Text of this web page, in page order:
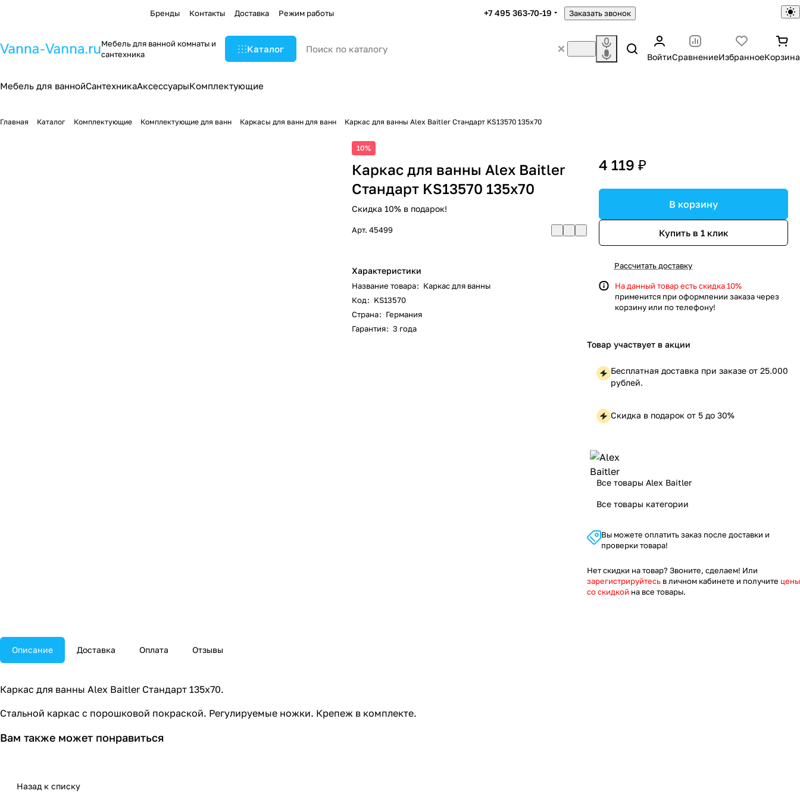
Бренды Контакты Доставка Режим работы +7 495 363-70-19 Заказать звонок
Мебель для ванной комнаты и
сантехника
Каталог
ВойтиСравнениеИзбранноеКорзина
Мебель для ваннойСантехникаАксессуарыКомплектующие
Главная Каталог Комплектующие Комплектующие для ванн Каркасы для ванн для ванн Каркас для ванны Alex Baitler Стандарт KS13570 135х70
10%
Каркас для ванны Alex Baitler
Стандарт KS13570 135х70
Скидка 10% в подарок!
Арт.45499
Характеристики
Название товара: Каркас для ванны
Код: KS13570
Страна: Германия
Гарантия: 3 года
4 119 ₽
В корзину
Купить в 1 клик
Рассчитать доставку
На данный товар есть скидка 10%
применится при оформлении заказа через
корзину или по телефону!
Товар участвует в акции
Бесплатная доставка при заказе от 25.000
рублей.
Скидка в подарок от 5 до 30%
Все товары Alex Baitler
Все товары категории
Вы можете оплатить заказ после доставки и
проверки товара!
Нет скидки на товар? Звоните, сделаем! Или
зарегистрируйтесь в личном кабинете и получите цены
со скидкой на все товары.
Описание Доставка Оплата Отзывы
Каркас для ванны Alex Baitler Стандарт 135х70.
Стальной каркас с порошковой покраской. Регулируемые ножки. Крепеж в комплекте.
Вам также может понравиться
Назад к списку